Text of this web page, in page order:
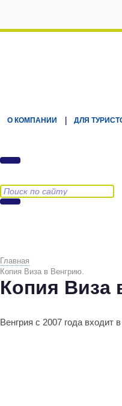
О КОМПАНИИ ДЛЯ
Главная
Копия Виза в Венгрию.
Копия Виза
Венгрия с 2007 года